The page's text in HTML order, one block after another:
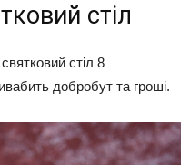
стіл
стіл 8
добробут та гроші.